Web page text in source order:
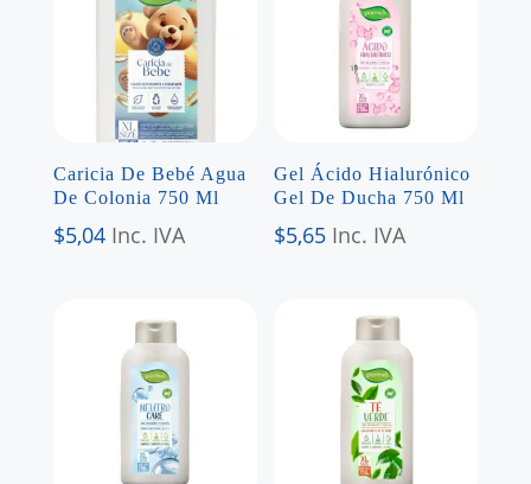
Caricia De Bebé Agua
De Colonia 750 Ml
$5,04 Inc. IVA
Gel Ácido Hialurónico
Gel De Ducha 750 Ml
$5,65 Inc. IVA